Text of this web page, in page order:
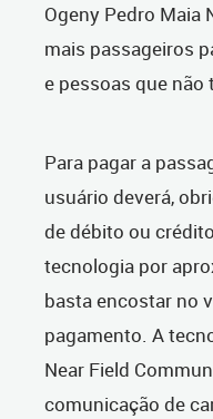
Ogeny Pedro Maia
mais passageiros
e pessoas que
Para pagar a
usuário deverá,
de débito ou
tecnologia por
basta encostar no
pagamento. A
Near Field
comunicação de